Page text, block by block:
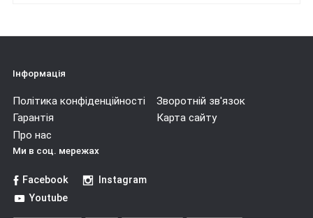
Інформація
Політика конфіденційності
Зворотній зв'язок
Гарантія
Карта сайту
Про нас
Ми в соц. мережах
Facebook
Instagram
Youtube